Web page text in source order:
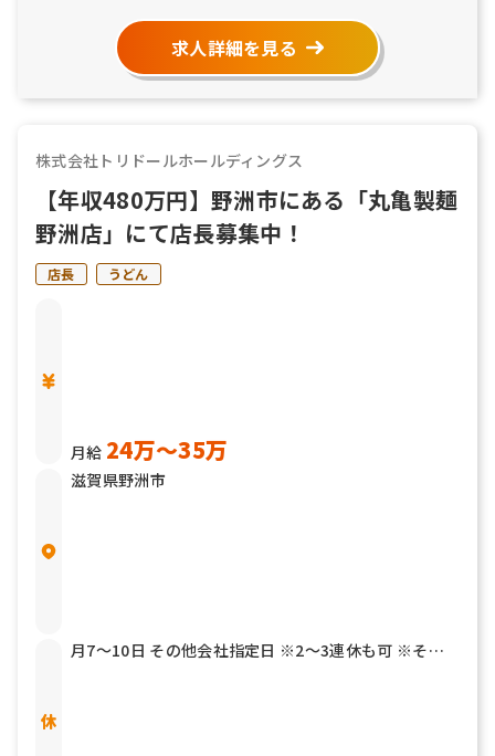
求人詳細を見る
株式会社トリドールホールディングス
【年収480万円】野洲市にある「丸亀製麺
野洲店」にて店長募集中！
店長 うどん
月給 24万〜35万
滋賀県野洲市
月7～10日 その他会社指定日 ※2～3連休も可 ※その